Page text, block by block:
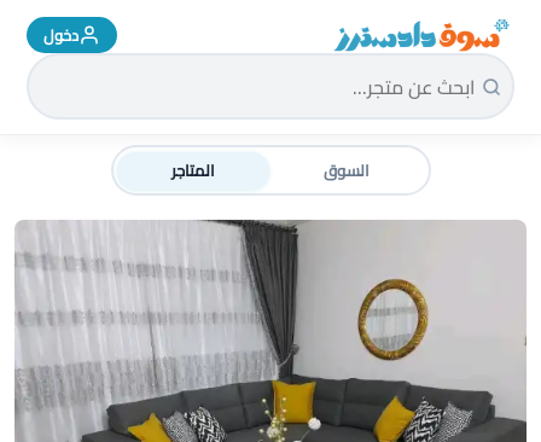
سوق دادسترز الرئيسية دخول
السوق المتاجر